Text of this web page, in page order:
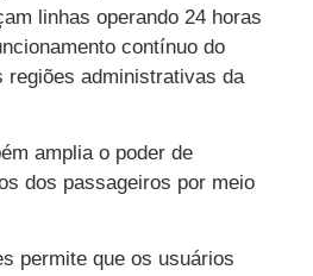
linhas operando 24 horas
contínuo do
regiões administrativas da
amplia o poder de
dos passageiros por meio
permite que os usuários